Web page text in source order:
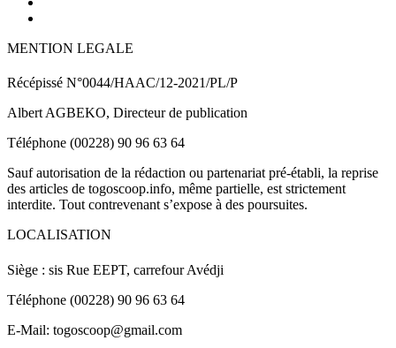
MENTION LEGALE
Récépissé N°0044/HAAC/12-2021/PL/P
Albert AGBEKO, Directeur de publication
Téléphone (00228) 90 96 63 64
Sauf autorisation de la rédaction ou partenariat pré-établi, la reprise
des articles de togoscoop.info, même partielle, est strictement
interdite. Tout contrevenant s’expose à des poursuites.
LOCALISATION
Siège : sis Rue EEPT, carrefour Avédji
Téléphone (00228) 90 96 63 64
E-Mail: togoscoop@gmail.com